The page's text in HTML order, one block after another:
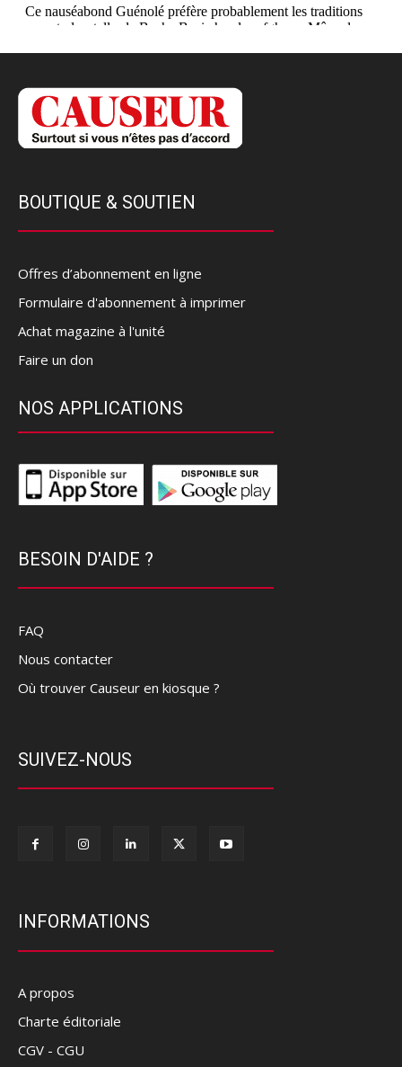
BOUTIQUE & SOUTIEN
Offres d’abonnement en ligne
Formulaire d'abonnement à imprimer
Achat magazine à l'unité
Faire un don
NOS APPLICATIONS
BESOIN D'AIDE ?
FAQ
Nous contacter
Où trouver Causeur en kiosque ?
SUIVEZ-NOUS
INFORMATIONS
A propos
Charte éditoriale
CGV - CGU